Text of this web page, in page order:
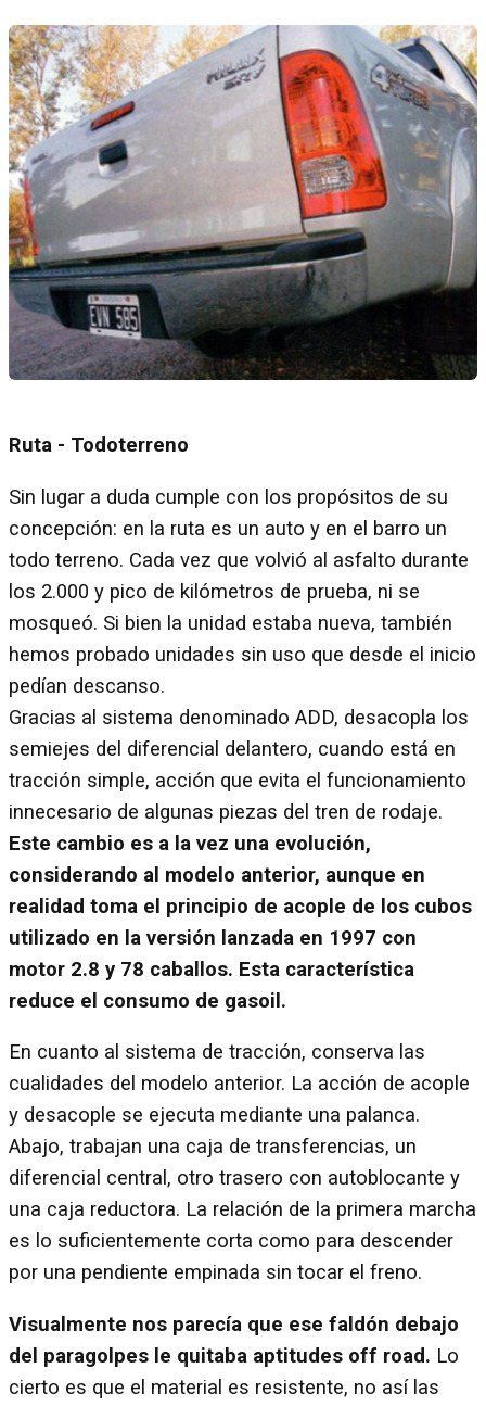
Ruta - Todoterreno
Sin lugar a duda cumple con los propósitos de su
concepción: en la ruta es un auto y en el barro un
todo terreno. Cada vez que volvió al asfalto durante
los 2.000 y pico de kilómetros de prueba, ni se
mosqueó. Si bien la unidad estaba nueva, también
hemos probado unidades sin uso que desde el inicio
pedían descanso.
Gracias al sistema denominado ADD, desacopla los
semiejes del diferencial delantero, cuando está en
tracción simple, acción que evita el funcionamiento
innecesario de algunas piezas del tren de rodaje.
Este cambio es a la vez una evolución,
considerando al modelo anterior, aunque en
realidad toma el principio de acople de los cubos
utilizado en la versión lanzada en 1997 con
motor 2.8 y 78 caballos. Esta característica
reduce el consumo de gasoil.
En cuanto al sistema de tracción, conserva las
cualidades del modelo anterior. La acción de acople
y desacople se ejecuta mediante una palanca.
Abajo, trabajan una caja de transferencias, un
diferencial central, otro trasero con autoblocante y
una caja reductora. La relación de la primera marcha
es lo suficientemente corta como para descender
por una pendiente empinada sin tocar el freno.
Visualmente nos parecía que ese faldón debajo
del paragolpes le quitaba aptitudes off road. Lo
cierto es que el material es resistente, no así las